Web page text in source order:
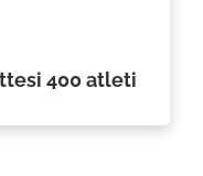
400 atleti